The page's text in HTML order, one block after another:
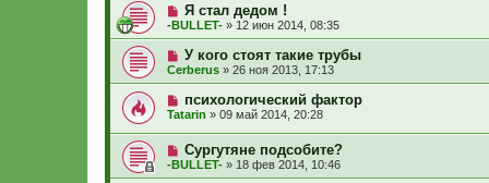
Я стал дедом !
-BULLET- » 12 июн 2014, 08:35
У кого стоят такие трубы
Cerberus » 26 ноя 2013, 17:13
психологический фактор
Tatarin » 09 май 2014, 20:28
Сургутяне подсобите?
-BULLET- » 18 фев 2014, 10:46